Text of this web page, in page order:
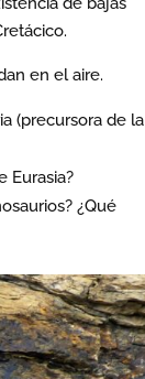
en el aire.
(precursora de la
Eurasia?
¿Qué